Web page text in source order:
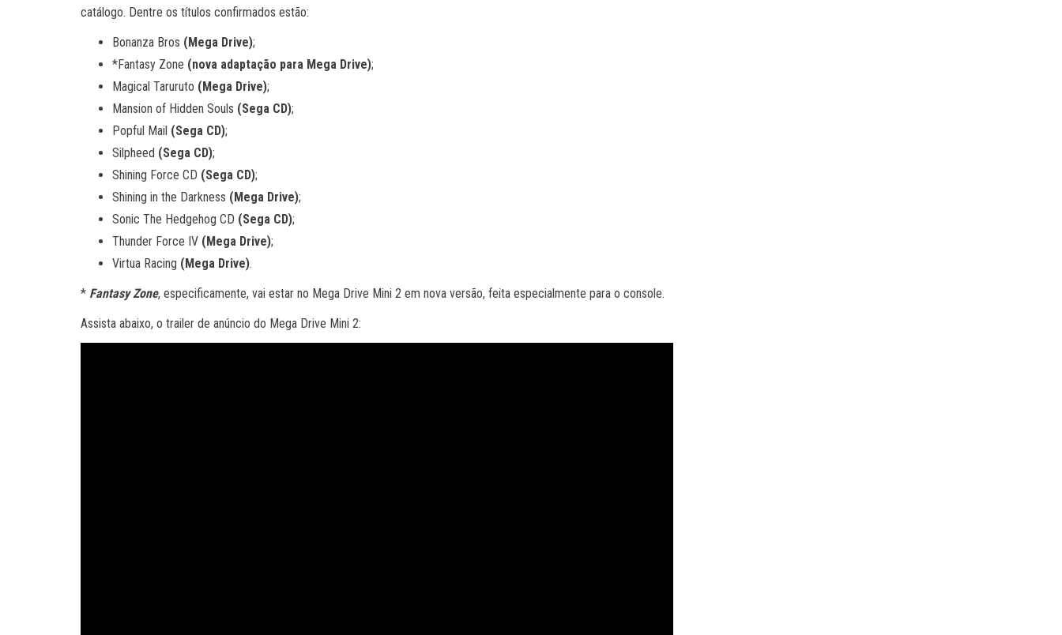
catálogo. Dentre os títulos confirmados estão:
Bonanza Bros (Mega Drive);
*Fantasy Zone (nova adaptação para Mega Drive);
Magical Taruruto (Mega Drive);
Mansion of Hidden Souls (Sega CD);
Popful Mail (Sega CD);
Silpheed (Sega CD);
Shining Force CD (Sega CD);
Shining in the Darkness (Mega Drive);
Sonic The Hedgehog CD (Sega CD);
Thunder Force IV (Mega Drive);
Virtua Racing (Mega Drive).
* Fantasy Zone, especificamente, vai estar no Mega Drive Mini 2 em nova versão, feita especialmente para o console.
Assista abaixo, o trailer de anúncio do Mega Drive Mini 2: